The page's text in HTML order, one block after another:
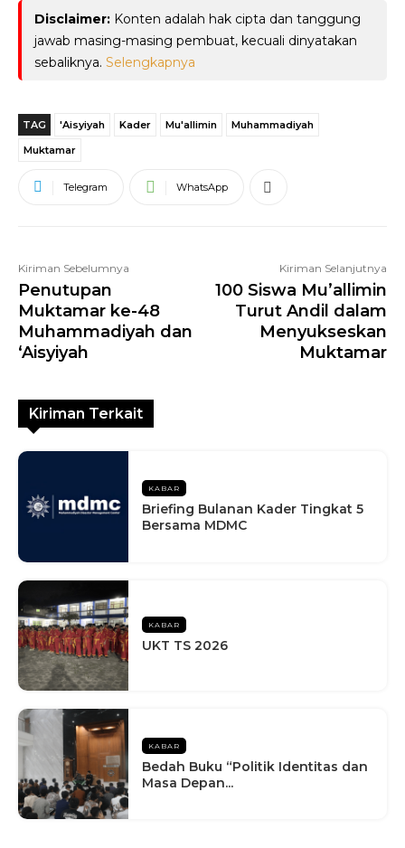
Disclaimer: Konten adalah hak cipta dan tanggung
jawab masing-masing pembuat, kecuali dinyatakan
sebaliknya. Selengkapnya
TAG 'Aisyiyah Kader Mu'allimin
Muhammadiyah
Muktamar
Telegram WhatsApp
Kiriman Sebelumnya
Penutupan
Muktamar ke-48
Muhammadiyah dan
‘Aisyiyah
Kiriman Selanjutnya
100 Siswa Mu’allimin
Turut Andil dalam
Menyukseskan
Muktamar
Kiriman Terkait
KABAR
Briefing Bulanan Kader Tingkat 5
Bersama MDMC
KABAR
UKT TS 2026
KABAR
Bedah Buku “Politik Identitas dan
Masa Depan...